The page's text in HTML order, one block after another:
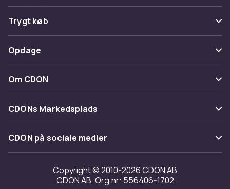
Ofte stillede spørgsmål
Spor pakke
Fortryd & returner her
Kontakt os
Trygt køb
Betaling
Levering
Tilbagekaldelser
Opdage
Kategorier
Maerke
Om CDON
Om os
Kundeanmeldelser
Arbejd på CDON
Investor relations
Tilgængelighed
CDONs Markedsplads
Merchant Help Center
CDON på sociale medier
Copyright © 2010-2026 CDON AB
CDON AB, Org.nr: 556406-1702